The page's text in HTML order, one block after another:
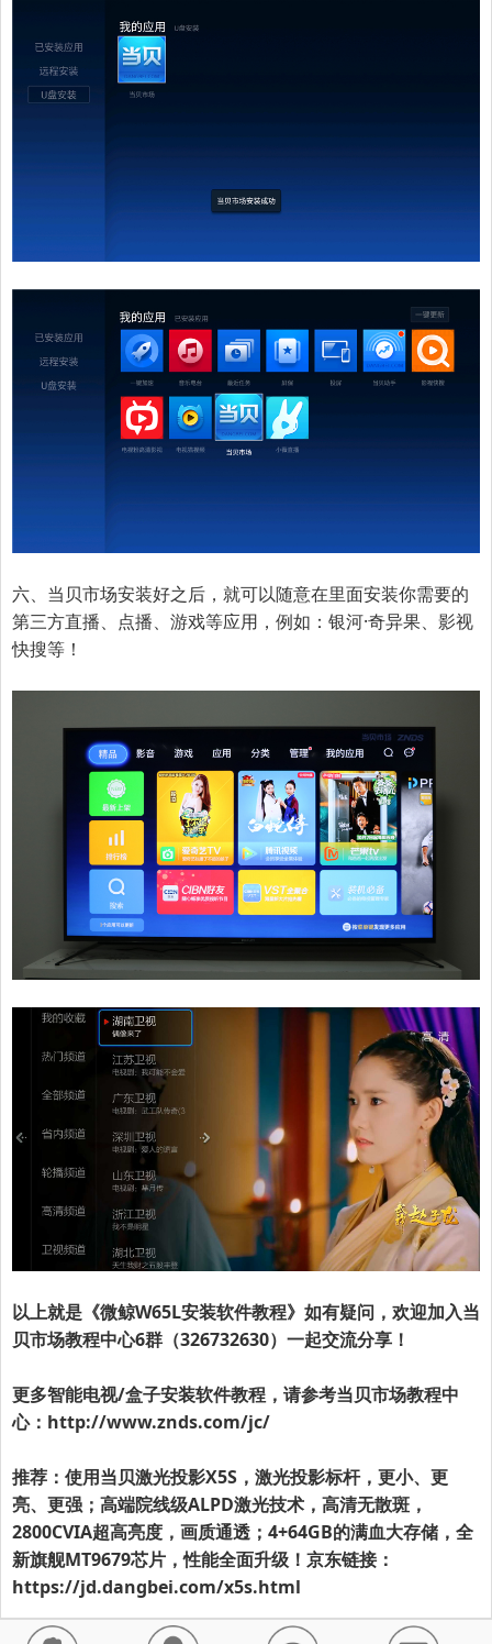
六、 当贝市场安装好之后，就可以随意在里面安装你需要的
第三方直播、点播、游戏等应用，例如：银河·奇异果、影视
快搜等！
以上就是《微鲸W65L安装软件教程》如有疑问，欢迎加入当
贝市场教程中心6群（326732630）一起交流分享！
更多智能电视/盒子安装软件教程，请参考当贝市场教程中
心： http://www.znds.com/jc/
推荐：使用当贝激光投影X5S，激光投影标杆，更小、更
亮、更强；高端院线级ALPD激光技术，高清无散斑，
2800CVIA超高亮度，画质通透；4+64GB的满血大存储，全
新旗舰MT9679芯片，性能全面升级！京东链接：
https://jd.dangbei.com/x5s.html